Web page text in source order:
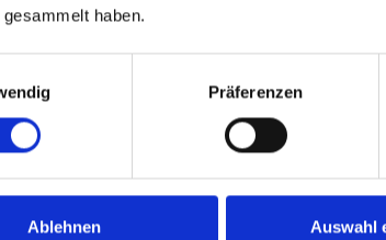
haben.
Präferenzen
Ablehnen Auswahl
für die Holzbearbeitung)
von Heesemann. Im Beitrag
drei tolle Maschinen für das
magazin.com